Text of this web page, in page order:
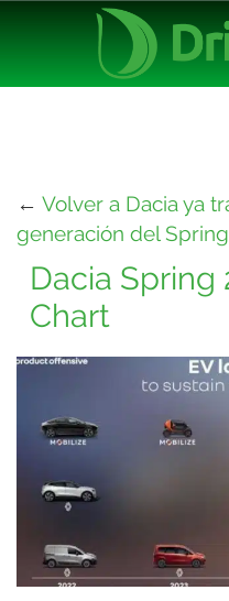
← Volver a Dacia ya
generación del
Dacia Spring
Chart